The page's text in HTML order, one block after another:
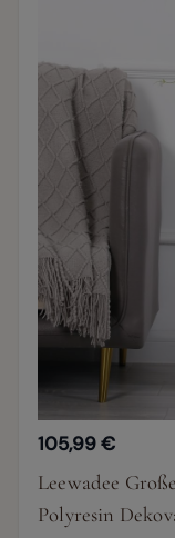
105,99 €
Leewadee
Polyresin